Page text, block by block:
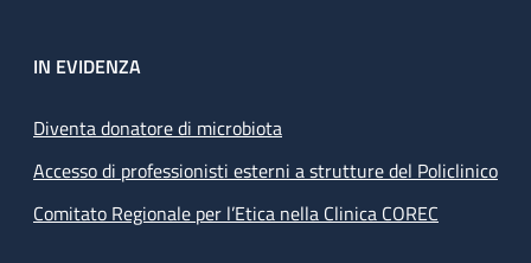
IN EVIDENZA
Diventa donatore di microbiota
Accesso di professionisti esterni a strutture del Policlinico
Comitato Regionale per l’Etica nella Clinica COREC